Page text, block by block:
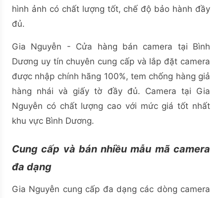
hình ảnh có chất lượng tốt, chế độ bảo hành đầy
đủ.
Gia Nguyễn - Cửa hàng bán camera tại Bình
Dương uy tín chuyên cung cấp và lắp đặt camera
được nhập chính hãng 100%, tem chống hàng giả
hàng nhái và giấy tờ đầy đủ. Camera tại Gia
Nguyễn có chất lượng cao với mức giá tốt nhất
khu vực Bình Dương.
Cung cấp và bán nhiều mẫu mã camera
đa dạng
Gia Nguyễn cung cấp đa dạng các dòng camera